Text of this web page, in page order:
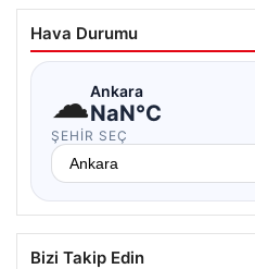
Hava Durumu
☁Ankara
NaN°C
ŞEHIR SEÇ
Bizi Takip Edin